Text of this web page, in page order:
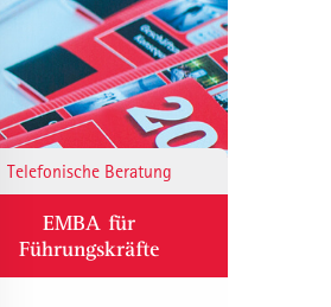
Telefonische Beratung
EMBA für
Führungskräfte